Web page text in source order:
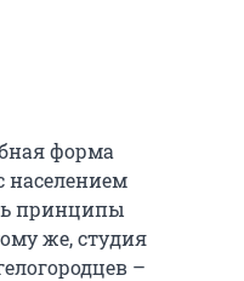
форма
населением
принципы
же, студия
–